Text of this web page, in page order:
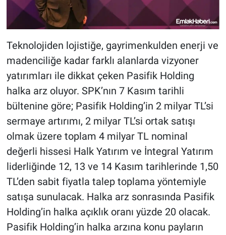
Teknolojiden lojistiğe, gayrimenkulden enerji ve
madenciliğe kadar farklı alanlarda vizyoner
yatırımları ile dikkat çeken Pasifik Holding
halka arz oluyor. SPK’nın 7 Kasım tarihli
bültenine göre; Pasifik Holding’in 2 milyar TL’si
sermaye artırımı, 2 milyar TL’si ortak satışı
olmak üzere toplam 4 milyar TL nominal
değerli hissesi Halk Yatırım ve İntegral Yatırım
liderliğinde 12, 13 ve 14 Kasım tarihlerinde 1,50
TL’den sabit fiyatla talep toplama yöntemiyle
satışa sunulacak. Halka arz sonrasında Pasifik
Holding’in halka açıklık oranı yüzde 20 olacak.
Pasifik Holding’in halka arzına konu payların